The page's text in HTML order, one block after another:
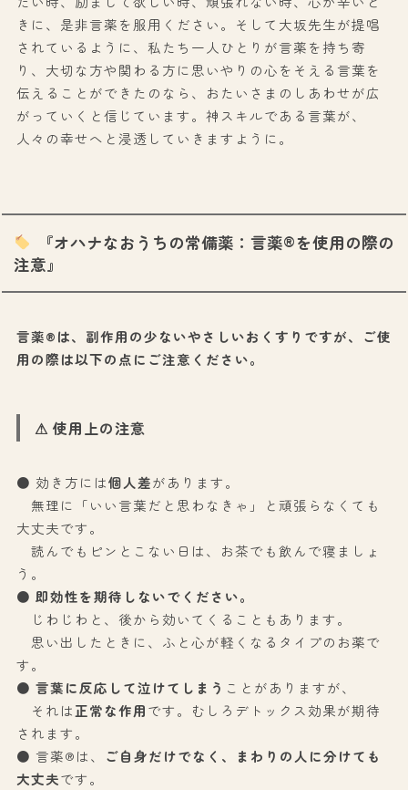
きに、是非言薬を服用ください。そして大坂先生が提唱
されているように、私たち一人ひとりが言薬を持ち寄
り、大切な方や関わる方に思いやりの心をそえる言葉を
伝えることができたのなら、おたいさまのしあわせが広
がっていくと信じています。神スキルである言葉が、
人々の幸せへと浸透していきますように。
『オハナなおうちの常備薬：言薬®を使用の際の
注意』
言薬®は、副作用の少ないやさしいおくすりですが、ご使
用の際は以下の点にご注意ください。
⚠ 使用上の注意
● 効き方には個人差があります。
無理に「いい言葉だと思わなきゃ」と頑張らなくても
大丈夫です。
読んでもピンとこない日は、お茶でも飲んで寝ましょ
う。
● 即効性を期待しないでください。
じわじわと、後から効いてくることもあります。
思い出したときに、ふと心が軽くなるタイプのお薬で
す。
● 言葉に反応して泣けてしまう ことがありますが、
それは正常な作用です。むしろデトックス効果が期待
されます。
● 言薬®は、 ご自身だけでなく、まわりの人に分けても
大丈夫です。